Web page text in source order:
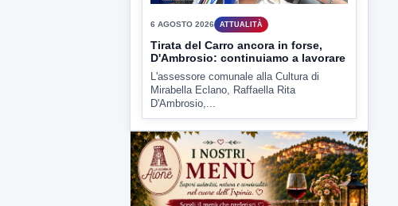
Tirata del Carro ancora in forse,
D'Ambrosio: continuiamo a lavorare
L'assessore comunale alla Cultura di
Mirabella Eclano, Raffaella Rita